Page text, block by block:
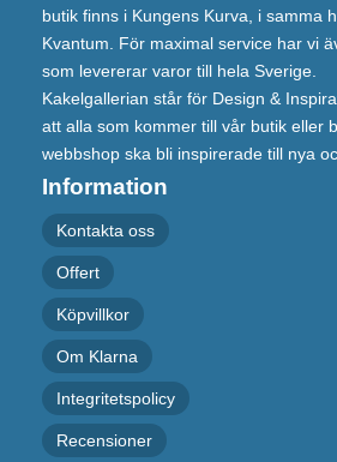
butik finns i Kungens Kurva, i samma
Kvantum. För maximal service har vi
som levererar varor till hela Sverige.
Kakelgallerian står för Design &
att alla som kommer till vår butik eller
webbshop ska bli inspirerade till nya
Information
Kontakta oss
Offert
Köpvillkor
Om Klarna
Integritetspolicy
Recensioner